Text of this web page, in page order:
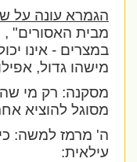
הגמרא עונה על
מבית האסורים" ,
במצרים - אינו
מישהו גדול, אפילו
מסקנה: רק מי
מסוגל להוציא
ה' מרמז למשה: כי
עילאית: